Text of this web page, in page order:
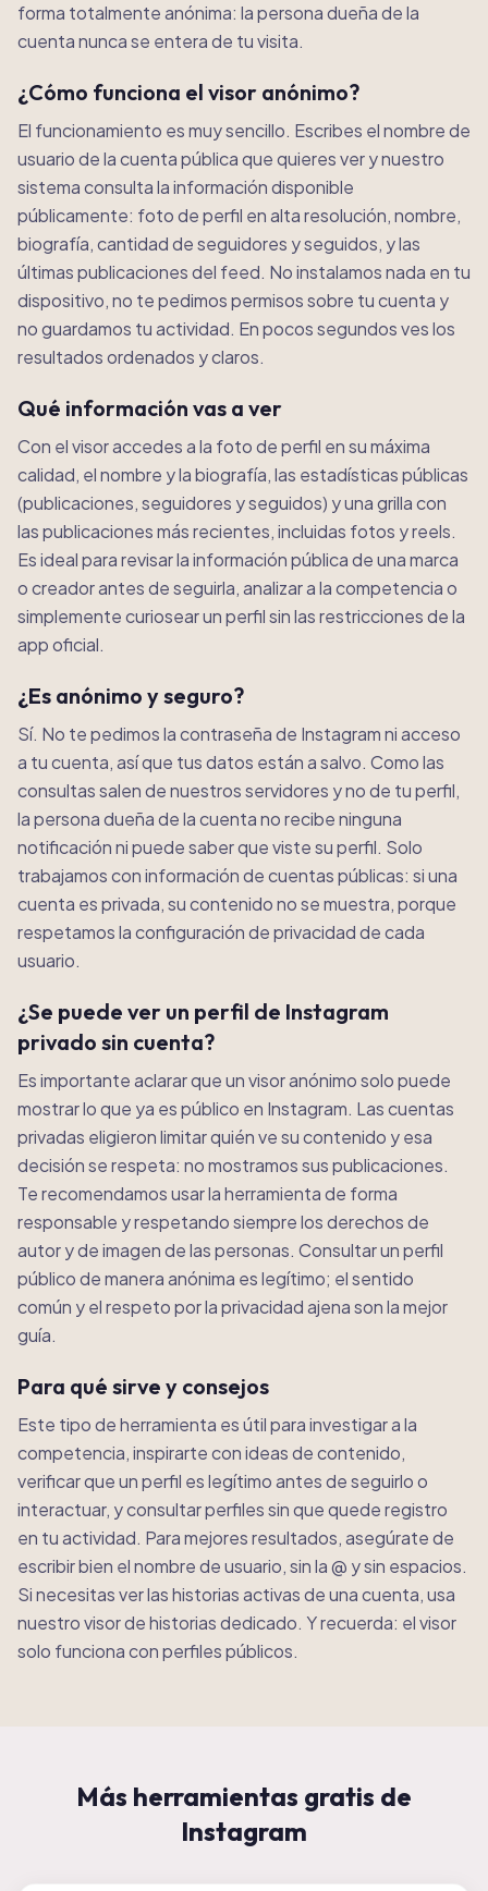
forma totalmente anónima: la persona dueña de la
cuenta nunca se entera de tu visita.
¿Cómo funciona el visor anónimo?
El funcionamiento es muy sencillo. Escribes el nombre de
usuario de la cuenta pública que quieres ver y nuestro
sistema consulta la información disponible
públicamente: foto de perfil en alta resolución, nombre,
biografía, cantidad de seguidores y seguidos, y las
últimas publicaciones del feed. No instalamos nada en tu
dispositivo, no te pedimos permisos sobre tu cuenta y
no guardamos tu actividad. En pocos segundos ves los
resultados ordenados y claros.
Qué información vas a ver
Con el visor accedes a la foto de perfil en su máxima
calidad, el nombre y la biografía, las estadísticas públicas
(publicaciones, seguidores y seguidos) y una grilla con
las publicaciones más recientes, incluidas fotos y reels.
Es ideal para revisar la información pública de una marca
o creador antes de seguirla, analizar a la competencia o
simplemente curiosear un perfil sin las restricciones de la
app oficial.
¿Es anónimo y seguro?
Sí. No te pedimos la contraseña de Instagram ni acceso
a tu cuenta, así que tus datos están a salvo. Como las
consultas salen de nuestros servidores y no de tu perfil,
la persona dueña de la cuenta no recibe ninguna
notificación ni puede saber que viste su perfil. Solo
trabajamos con información de cuentas públicas: si una
cuenta es privada, su contenido no se muestra, porque
respetamos la configuración de privacidad de cada
usuario.
¿Se puede ver un perfil de Instagram
privado sin cuenta?
Es importante aclarar que un visor anónimo solo puede
mostrar lo que ya es público en Instagram. Las cuentas
privadas eligieron limitar quién ve su contenido y esa
decisión se respeta: no mostramos sus publicaciones.
Te recomendamos usar la herramienta de forma
responsable y respetando siempre los derechos de
autor y de imagen de las personas. Consultar un perfil
público de manera anónima es legítimo; el sentido
común y el respeto por la privacidad ajena son la mejor
guía.
Para qué sirve y consejos
Este tipo de herramienta es útil para investigar a la
competencia, inspirarte con ideas de contenido,
verificar que un perfil es legítimo antes de seguirlo o
interactuar, y consultar perfiles sin que quede registro
en tu actividad. Para mejores resultados, asegúrate de
escribir bien el nombre de usuario, sin la @ y sin espacios.
Si necesitas ver las historias activas de una cuenta, usa
nuestro visor de historias dedicado. Y recuerda: el visor
solo funciona con perfiles públicos.
Más herramientas gratis de
Instagram